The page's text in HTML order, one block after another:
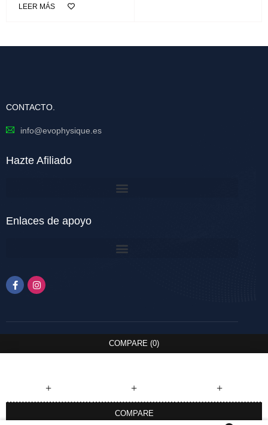
LEER MÁS
CONTACTO.
info@evophysique.es
Hazte Afiliado
Enlaces de apoyo
COMPARE (0)
COMPARE